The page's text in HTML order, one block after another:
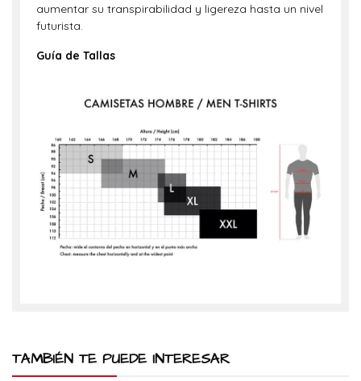
aumentar su transpirabilidad y ligereza hasta un nivel
futurista.
Guía de Tallas
TAMBIÉN TE PUEDE INTERESAR